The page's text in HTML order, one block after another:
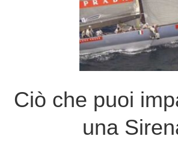
Ciò che puoi
una